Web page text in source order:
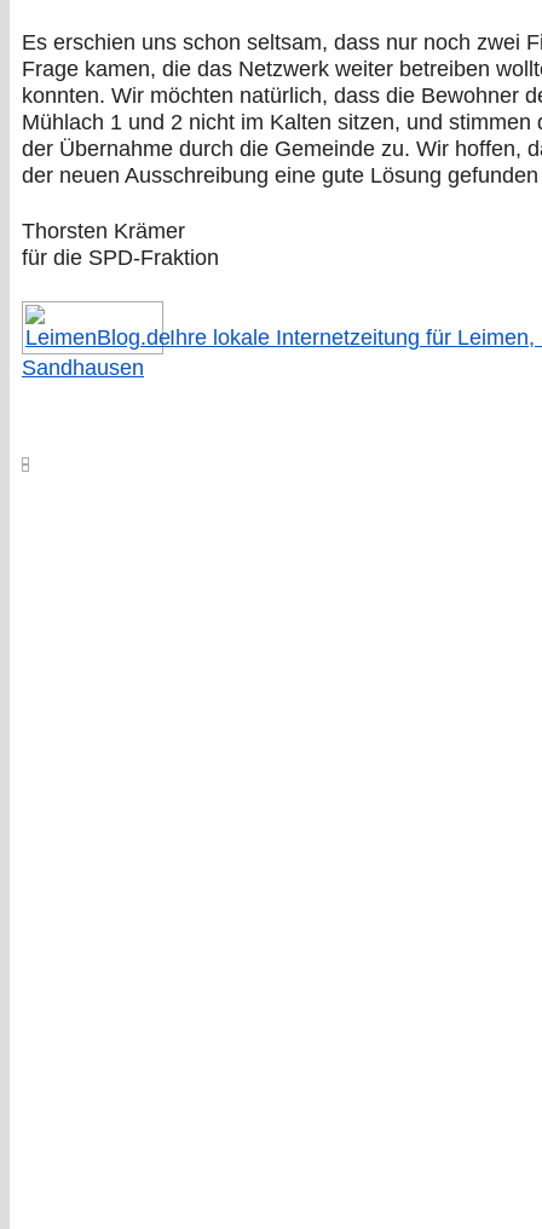
Es erschien uns schon seltsam, dass nur noch zwei
Frage kamen, die das Netzwerk weiter betreiben
konnten. Wir möchten natürlich, dass die Bewohner
Mühlach 1 und 2 nicht im Kalten sitzen, und stimmen
der Übernahme durch die Gemeinde zu. Wir hoffen,
der neuen Ausschreibung eine gute Lösung
Thorsten Krämer
für die SPD-Fraktion
Ihre lokale Internetzeitung für Leimen,
Sandhausen